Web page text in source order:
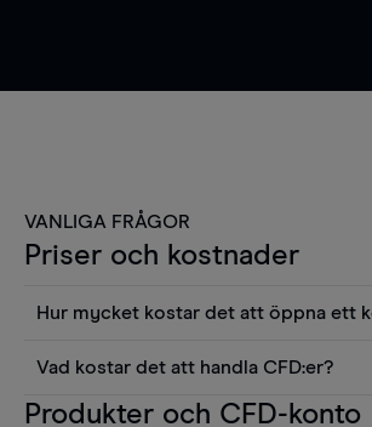
VANLIGA FRÅGOR
Priser och kostnader
Hur mycket kostar det att öppna ett
använda sådana verktyg som diagram,
Vad kostar det att handla CFD:er?
Det är en rad kostnader att tänka på
Produkter och CFD-konto